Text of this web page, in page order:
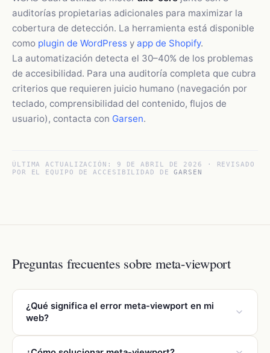
auditorías propietarias adicionales para maximizar la
cobertura de detección. La herramienta está disponible
como plugin de WordPress y app de Shopify.
La automatización detecta el 30–40% de los problemas
de accesibilidad. Para una auditoría completa que cubra
criterios que requieren juicio humano (navegación por
teclado, comprensibilidad del contenido, flujos de
usuario), contacta con Garsen.
ÚLTIMA ACTUALIZACIÓN: 9 DE ABRIL DE 2026
· REVISADO
POR EL EQUIPO DE ACCESIBILIDAD DEGARSEN
Preguntas frecuentes sobre meta-viewport
¿Qué significa el error meta-viewport en mi
web?